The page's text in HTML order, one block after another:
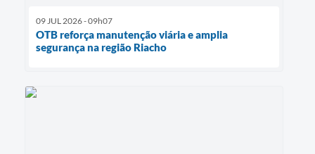
09 JUL 2026 - 09h07
OTB reforça manutenção viária e amplia
segurança na região Riacho